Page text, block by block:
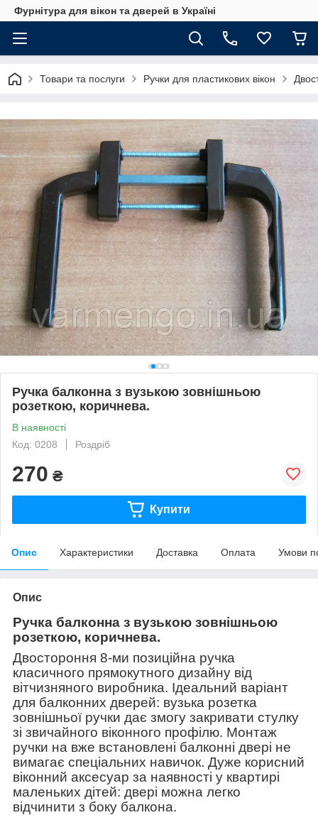
Фурнітура для вікон та дверей в Україні
Товари та послуги Ручки для пластикових вікон
Ручка балконна з вузькою зовнішньою
розеткою, коричнева.
В наявності
Код: 0208
Роздріб
270 ₴
Купити
Опис Характеристики Доставка Оплата Умови
Опис
Ручка балконна з вузькою зовнішньою
розеткою, коричнева.
Двостороння 8-ми позиційна ручка
класичного прямокутного дизайну від
вітчизняного виробника. Ідеальний варіант
для балконних дверей: вузька розетка
зовнішньої ручки дає змогу закривати стулку
зі звичайного віконного профілю. Монтаж
ручки на вже встановлені балконні двері не
вимагає спеціальних навичок. Дуже корисний
віконний аксесуар за наявності у квартирі
маленьких дітей: двері можна легко
відчинити з боку балкона.